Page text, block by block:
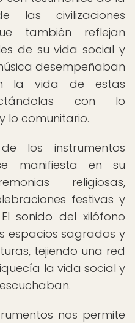
las civilizaciones
también reflejan
de su vida social y
desempeñaban
la vida de estas
con lo
lo comunitario.
los instrumentos
manifiesta en su
religiosas,
festivas y
sonido del xilófono
espacios sagrados y
tejiendo una red
la vida social y
nos permite